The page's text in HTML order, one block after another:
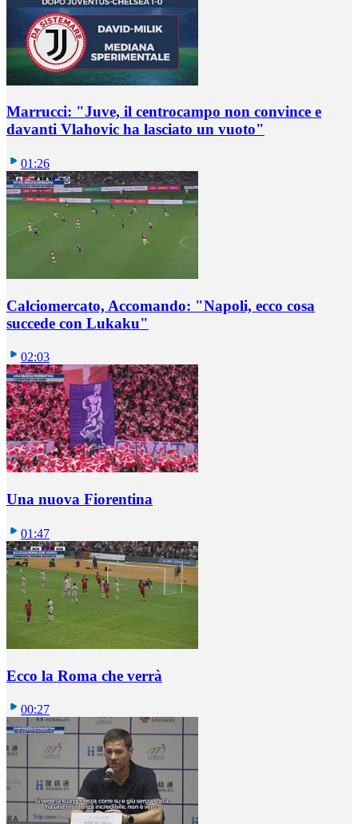
Marrucci: "Juve, il centrocampo non convince e
davanti Vlahovic ha lasciato un vuoto"
01:26
Calciomercato, Accomando: "Napoli, ecco cosa
succede con Lukaku"
02:03
Una nuova Fiorentina
01:47
Ecco la Roma che verrà
00:27